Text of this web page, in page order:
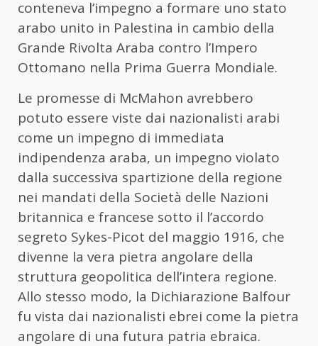
conteneva l’impegno a formare uno stato
arabo unito in Palestina in cambio della
Grande Rivolta Araba contro l’Impero
Ottomano nella Prima Guerra Mondiale.
Le promesse di McMahon avrebbero
potuto essere viste dai nazionalisti arabi
come un impegno di immediata
indipendenza araba, un impegno violato
dalla successiva spartizione della regione
nei mandati della Società delle Nazioni
britannica e francese sotto il l’accordo
segreto Sykes-Picot del maggio 1916, che
divenne la vera pietra angolare della
struttura geopolitica dell’intera regione.
Allo stesso modo, la Dichiarazione Balfour
fu vista dai nazionalisti ebrei come la pietra
angolare di una futura patria ebraica.